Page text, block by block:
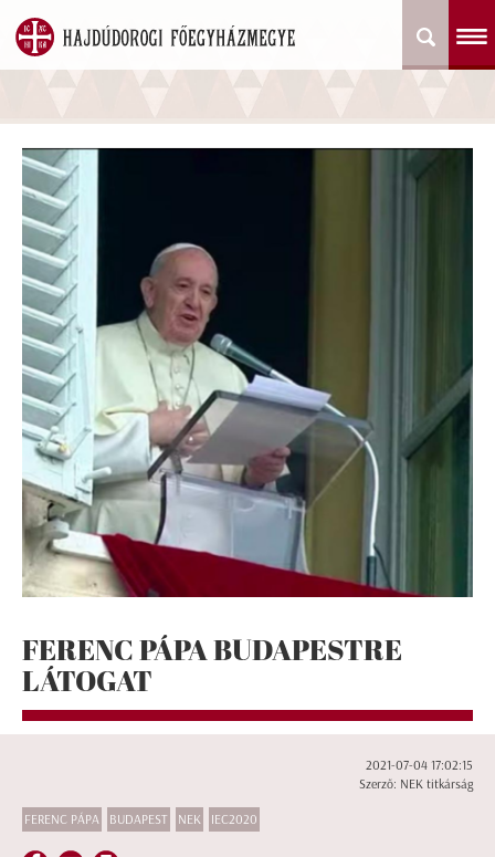
FERENC PÁPA BUDAPESTRE
LÁTOGAT
2021-07-04 17:02:15
Szerző: NEK titkárság
FERENC PÁPA BUDAPEST NEK IEC2020